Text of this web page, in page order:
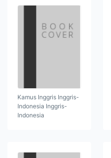
Kamus Inggris Inggris-
Indonesia Inggris-
Indonesia